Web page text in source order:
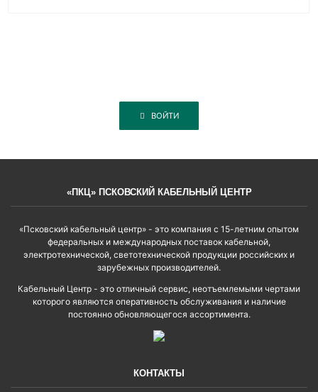
ВОЙТИ
«ПКЦ» ПСКОВСКИЙ КАБЕЛЬНЫЙ ЦЕНТР
«Псковский кабельный центр» - это компания с 15-летним опытом
федеральных и международных поставок кабельной,
электротехнической, светотехнической продукции российских и
зарубежных производителей.
Кабельный Центр - это отличный сервис, неотъемлемыми чертами
которого являются оперативность обслуживания и наличие
постоянно обновляющегося ассортимента.
КОНТАКТЫ